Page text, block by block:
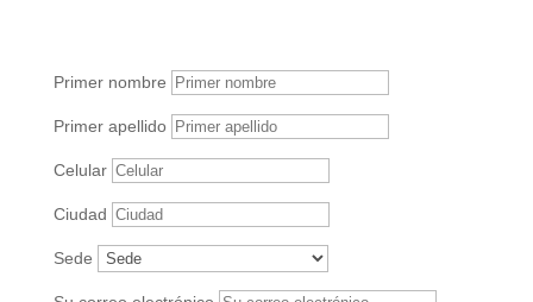
Primer nombre
Primer apellido
Celular
Ciudad
Sede